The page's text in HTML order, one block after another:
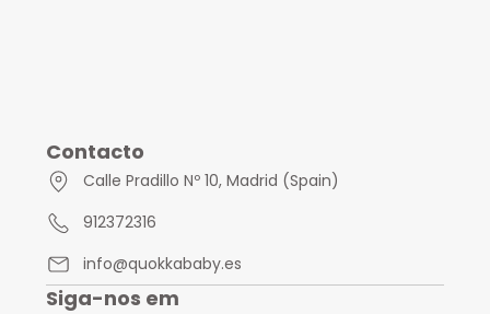
Contacto
Calle Pradillo Nº 10, Madrid (Spain)
912372316
info@quokkababy.es
Siga-nos em